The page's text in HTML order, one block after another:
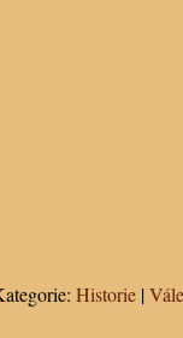
Historie |